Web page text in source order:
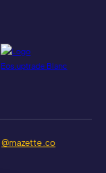
@mazette .co